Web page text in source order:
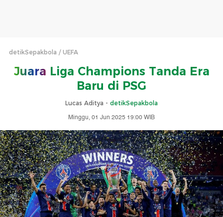
detikSepakbola UEFA
Juara Liga Champions Tanda Era
Baru di PSG
Lucas Aditya - detikSepakbola
Minggu, 01 Jun 2025 19:00 WIB